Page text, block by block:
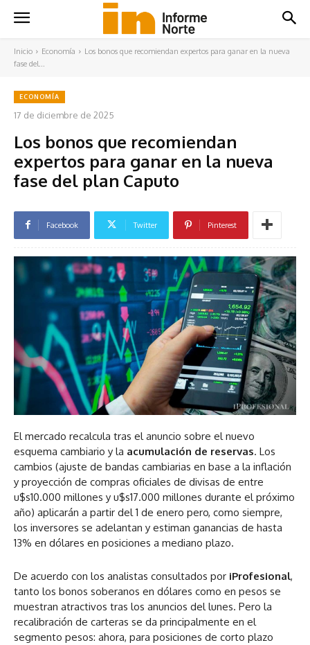
Inicio Economía
Los bonos que recomiendan expertos para ganar en la nueva
fase del...
ECONOMÍA
17 de diciembre de 2025
Los bonos que recomiendan
expertos para ganar en la nueva
fase del plan Caputo
Facebook Twitter Pinterest
El mercado recalcula tras el anuncio sobre el nuevo
esquema cambiario y la acumulación de reservas. Los
cambios (ajuste de bandas cambiarias en base a la inflación
y proyección de compras oficiales de divisas de entre
u$s10.000 millones y u$s17.000 millones durante el próximo
año) aplicarán a partir del 1 de enero pero, como siempre,
los inversores se adelantan y estiman ganancias de hasta
13% en dólares en posiciones a mediano plazo.
De acuerdo con los analistas consultados por iProfesional,
tanto los bonos soberanos en dólares como en pesos se
muestran atractivos tras los anuncios del lunes. Pero la
recalibración de carteras se da principalmente en el
segmento pesos: ahora, para posiciones de corto plazo